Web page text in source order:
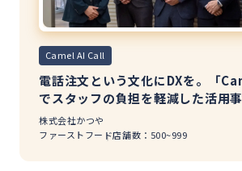
Camel AI Call
電話注文という文化にDXを。「
でスタッフの負担を軽減した活用
株式会社かつや
ファーストフード店舗数：500~999